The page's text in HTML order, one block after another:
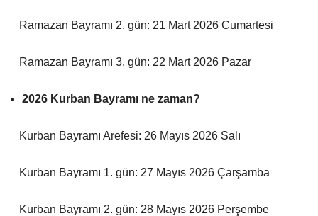
Ramazan Bayramı 2. gün: 21 Mart 2026 Cumartesi
Ramazan Bayramı 3. gün: 22 Mart 2026 Pazar
2026 Kurban Bayramı ne zaman?
Kurban Bayramı Arefesi: 26 Mayıs 2026 Salı
Kurban Bayramı 1. gün: 27 Mayıs 2026 Çarşamba
Kurban Bayramı 2. gün: 28 Mayıs 2026 Perşembe